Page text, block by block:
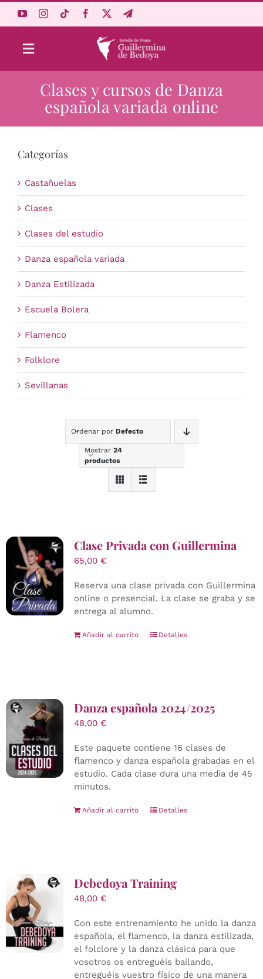
Toggle
Navigation
Aprende Online
Estudio
Carrito
Clases y cursos de Danza
española variada online
Categorías
Castañuelas
Clases
Clases del estudio
Danza española variada
Danza Estilizada
Escuela Bolera
Flamenco
Folklore
Sevillanas
Ordenar por Defecto
Mostrar 24
productos
Clase Privada con Guillermina
65,00 €
Reserva una clase privada con Guillermina
online o presencial. La clase se graba y se
entrega al alumno.
Añadir al carrito Detalles
Danza española 2024/2025
48,00 €
Este paquete contiene 16 clases de
flamenco y danza española grabadas en el
estudio. Cada clase dura una media de 45
minutos.
Añadir al carrito Detalles
Debedoya Training
48,00 €
Con este entrenamiento he unido la danza
española, el flamenco, la danza estilizada,
el folclore y la danza clásica para que
vosotros os entreguéis bailando,
entreguéis vuestro físico de una manera